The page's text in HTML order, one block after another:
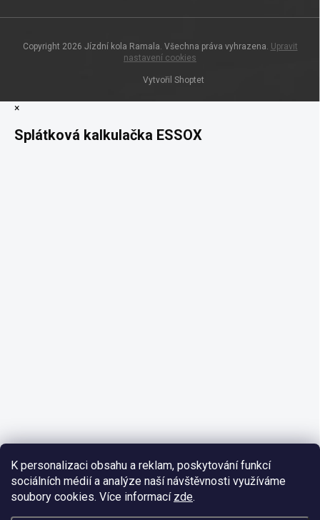
K personalizaci obsahu a reklam, poskytování funkcí
sociálních médií a analýze naší návštěvnosti využíváme
soubory cookies. Více informací zde.
Vytvořil Shoptet
Copyright 2026 Jízdní kola Ramala. Všechna práva vyhrazena. Upravit
nastavení cookies
×
Splátková kalkulačka ESSOX